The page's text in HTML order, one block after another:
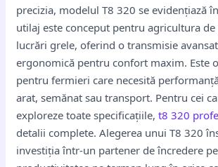
precizia, modelul T8 320 se evidențiază
utilaj este conceput pentru agricultura de
lucrări grele, oferind o transmisie
ergonomică pentru confort maxim. Este
pentru fermieri care necesită
arat, semănat sau transport. Pentru cei
exploreze toate specificațiile,t8 320
detalii complete. Alegerea unui T8 320
investiția într-un partener de încredere